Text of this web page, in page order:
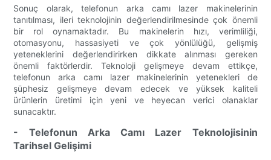
Sonuç olarak, telefonun arka camı lazer makinelerinin
tanıtılması, ileri teknolojinin değerlendirilmesinde çok önemli
bir rol oynamaktadır. Bu makinelerin hızı, verimliliği,
otomasyonu, hassasiyeti ve çok yönlülüğü, gelişmiş
yeteneklerini değerlendirirken dikkate alınması gereken
önemli faktörlerdir. Teknoloji gelişmeye devam ettikçe,
telefonun arka camı lazer makinelerinin yetenekleri de
şüphesiz gelişmeye devam edecek ve yüksek kaliteli
ürünlerin üretimi için yeni ve heyecan verici olanaklar
sunacaktır.
- Telefonun Arka Camı Lazer Teknolojisinin
Tarihsel Gelişimi